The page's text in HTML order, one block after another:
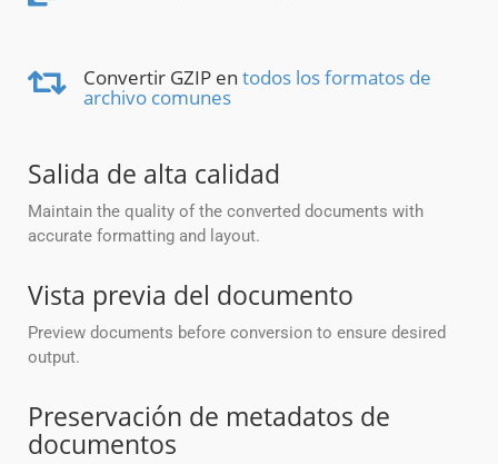
Convertir GZIP en todos los formatos de
archivo comunes
Salida de alta calidad
Maintain the quality of the converted documents with
accurate formatting and layout.
Vista previa del documento
Preview documents before conversion to ensure desired
output.
Preservación de metadatos de
documentos